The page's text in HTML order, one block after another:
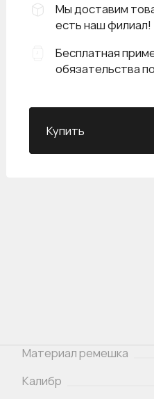
Мы доставим
есть наш филиал!
Бесплатная
обязательства
Купить
Материал ремешка
Калибр